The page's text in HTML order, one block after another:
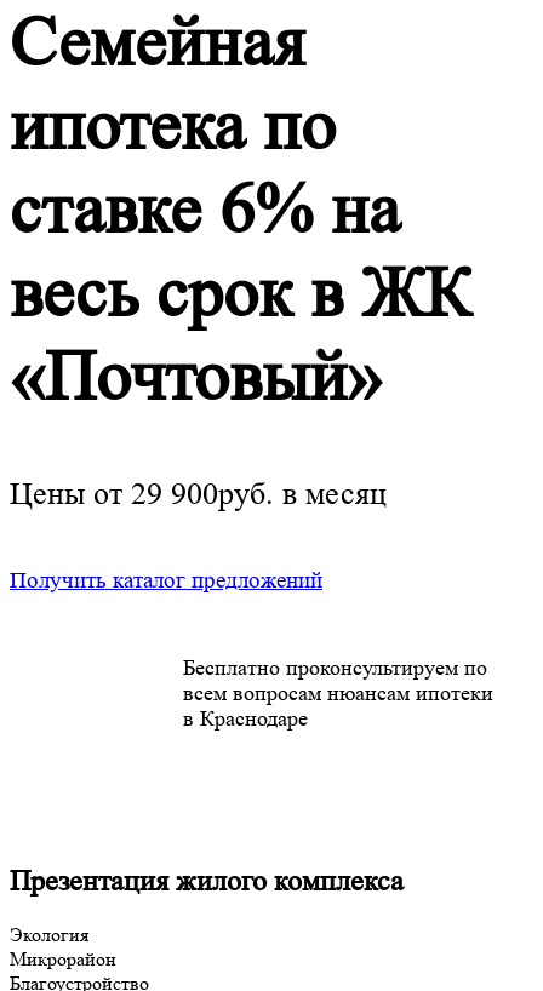
Семейная
ипотека по
ставке 6% на
весь срок в ЖК
«Почтовый»
Цены от 29 900руб. в месяц
Получить каталог предложений
Бесплатно проконсультируем по
всем вопросам нюансам ипотеки
в Краснодаре
Презентация жилого комплекса
Экология
Микрорайон
Благоустройство